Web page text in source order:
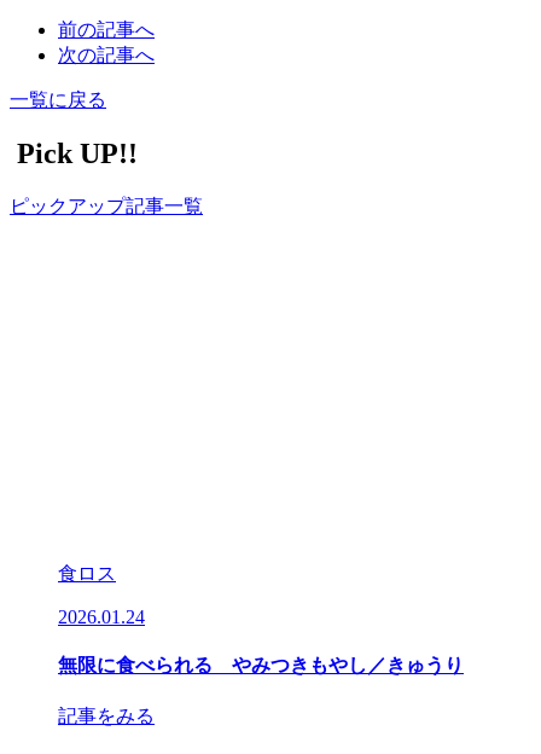
前の記事へ
次の記事へ
一覧に戻る
Pick UP!!
ピックアップ記事一覧
食ロス
2026.01.24
無限に食べられる やみつきもやし／きゅうり
記事をみる